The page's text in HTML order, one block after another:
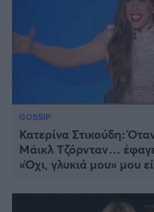
GOSSIP
Κατερίνα Στικούδη:
Μάικλ Τζόρνταν…
«Όχι, γλυκιά μου» μου